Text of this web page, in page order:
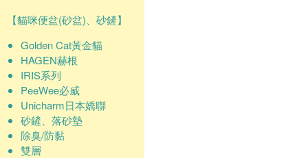
【貓咪便盆(砂盆)、砂鏟】
Golden Cat黃金貓
HAGEN赫根
IRIS系列
PeeWee必威
Unicharm日本嬌聯
砂鏟、落砂墊
除臭/防黏
雙層